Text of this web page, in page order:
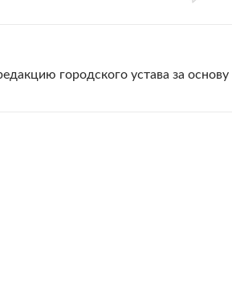
городского устава за основу